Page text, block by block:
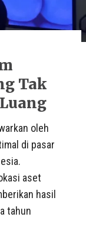
Tak
oleh
di pasar
aset
hasil
tahun